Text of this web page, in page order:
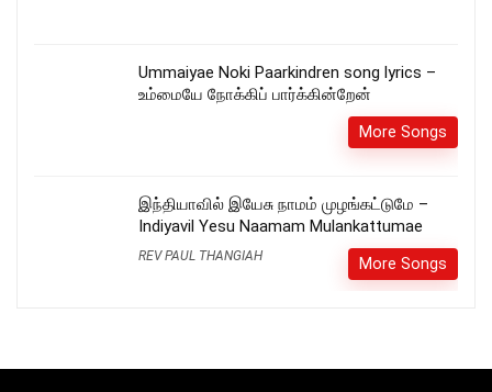
Ummaiyae Noki Paarkindren song lyrics –
உம்மையே நோக்கிப் பார்க்கின்றேன்
More Songs
இந்தியாவில் இயேசு நாமம் முழங்கட்டுமே –
Indiyavil Yesu Naamam Mulankattumae
REV PAUL THANGIAH More Songs